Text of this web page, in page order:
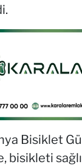
Bisiklet
bisikleti